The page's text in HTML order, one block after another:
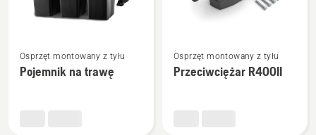
więcej
szczegółów
Osprzęt montowany z tyłu
Pojemnik na trawę
więcej
szczegółów
Osprzęt montowany z tyłu
Przeciwciężar R400II